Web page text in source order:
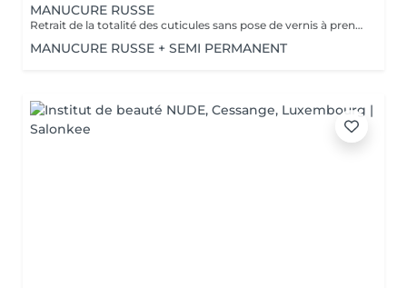
MANUCURE RUSSE
Retrait de la totalité des cuticules sans pose de vernis à prendre en plus
MANUCURE RUSSE + SEMI PERMANENT